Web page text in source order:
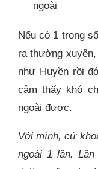
ngoài
Nếu có 1 trong
ra thường
như Huyền rồi
cảm thấy khó
ngoài được.
Với mình, cứ
ngoài 1 lần.